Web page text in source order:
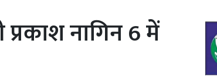
नागिन 6 में